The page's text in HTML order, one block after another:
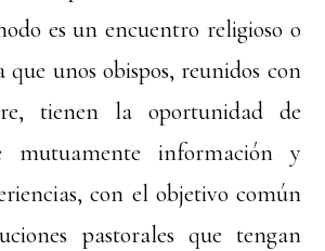
es un encuentro religioso o
que unos obispos, reunidos con
tienen la oportunidad de
mutuamente información y
con el objetivo común
pastorales que tengan